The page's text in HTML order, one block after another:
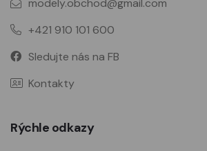
modely.obchod@gmail.com
+421 910 101 600
Sledujte nás na FB
Kontakty
Rýchle odkazy